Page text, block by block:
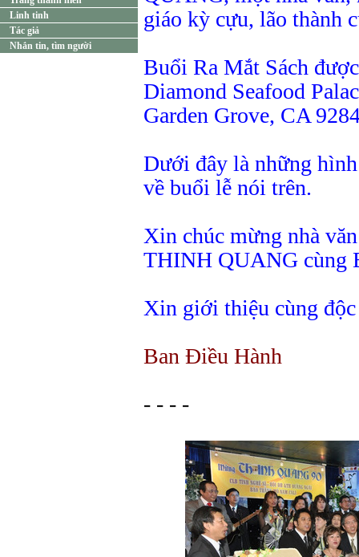
Linh tinh
Tác giả
Nhắn tin, tìm người
giáo kỳ cựu, lão thành
Buổi Ra Mắt Sách
Diamond Seafood
Garden Grove, CA
Dưới đây là những
về buổi lễ nói trên.
Xin chúc mừng nhà
THINH QUANG cùng
Xin giới thiệu cùng
Ban Điều Hành
- - - -